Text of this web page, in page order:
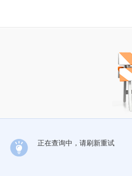
正在查询中，请刷新重试